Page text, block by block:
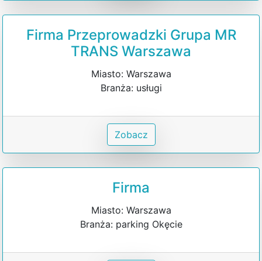
Firma Przeprowadzki Grupa MR
TRANS Warszawa
Miasto: Warszawa
Branża: usługi
Zobacz
Firma
Miasto: Warszawa
Branża: parking Okęcie